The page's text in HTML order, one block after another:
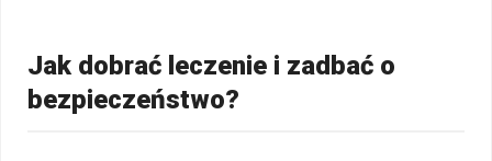
Jak dobrać leczenie i zadbać o
bezpieczeństwo?